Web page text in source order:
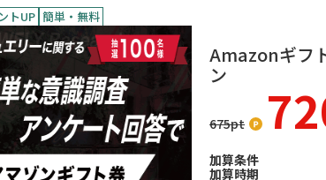
トUP 簡単・無料
Amazonギフ
ン
675pt
加算条件
加算時期